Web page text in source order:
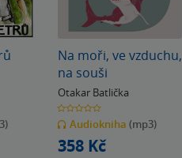
Na moři, ve vzduchu,
na souši
Otakar Batlička
0.0
z
5
hvězdiček
Audiokniha (mp3)
358 Kč